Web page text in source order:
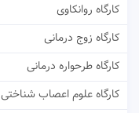
کارگاه روانکاوی
کارگاه زوج درمانی
کارگاه طرحواره درمانی
کارگاه علوم اعصاب شناختی